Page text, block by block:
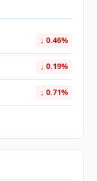
↓ 0.46%
↓ 0.19%
↓ 0.71%